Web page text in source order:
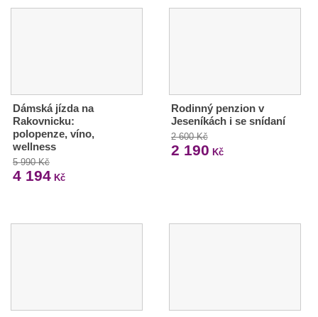
Dámská jízda na
Rakovnicku:
polopenze, víno,
wellness
5 990 Kč
4 194 Kč
Rodinný penzion v
Jeseníkách i se snídaní
2 600 Kč
2 190 Kč